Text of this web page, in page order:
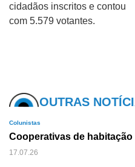
cidadãos inscritos e contou
com 5.579 votantes.
OUTRAS
Colunistas
Cooperativas de
17.07.26